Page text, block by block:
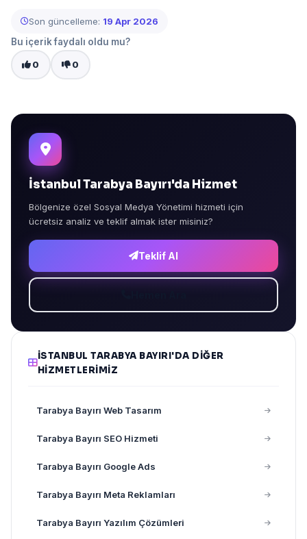
Son güncelleme: 19 Apr 2026
Bu içerik faydalı oldu mu?
0 0
İstanbul Tarabya Bayırı'da Hizmet
Bölgenize özel Sosyal Medya Yönetimi hizmeti için
ücretsiz analiz ve teklif almak ister misiniz?
Teklif Al
İSTANBUL TARABYA BAYIRI'DA DIĞER
HIZMETLERIMIZ
Tarabya Bayırı Web Tasarım
Tarabya Bayırı SEO Hizmeti
Tarabya Bayırı Google Ads
Tarabya Bayırı Meta Reklamları
Tarabya Bayırı Yazılım Çözümleri